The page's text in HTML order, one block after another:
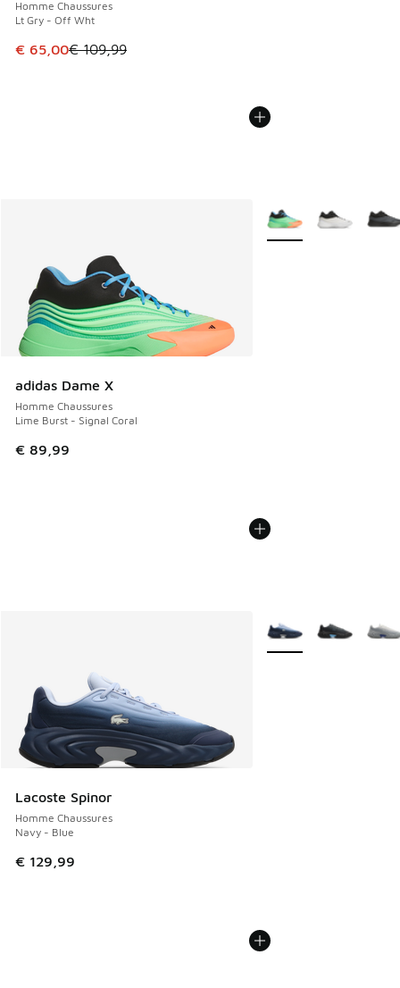
Homme Chaussures
Lt Gry - Off Wht
Cet article est en promotion. Prix en baisse de € 109,99 à
€ 65,00€ 109,99
adidas Dame X
Homme Chaussures
Lime Burst - Signal Coral
€ 89,99
Plus de couleurs
Lacoste Spinor
Homme Chaussures
Navy - Blue
€ 129,99
Plus de couleurs